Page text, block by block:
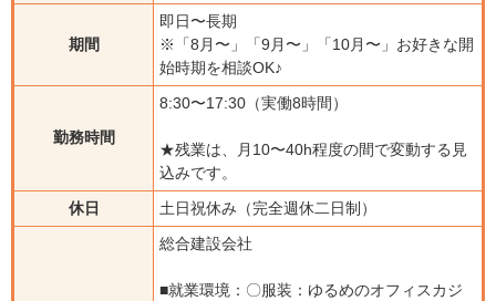
期間
即日〜長期
※「8月〜」「9月〜」「10月〜」お好きな開
始時期を相談OK♪
勤務時間
8:30〜17:30（実働8時間）
★残業は、月10〜40h程度の間で変動する見
込みです。
休日
土日祝休み（完全週休二日制）
総合建設会社
■就業環境：〇服装：ゆるめのオフィスカジ